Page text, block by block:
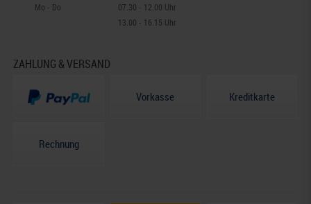
Mo - Do
07.30 - 12.00 Uhr
13.00 - 16.15 Uhr
ZAHLUNG & VERSAND
Vorkasse Kreditkarte
Rechnung